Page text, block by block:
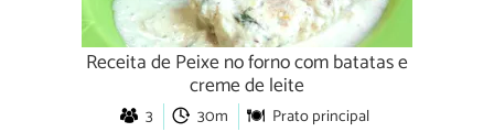
Receita de Peixe no forno com batatas e
creme de leite
3 30m Prato principal